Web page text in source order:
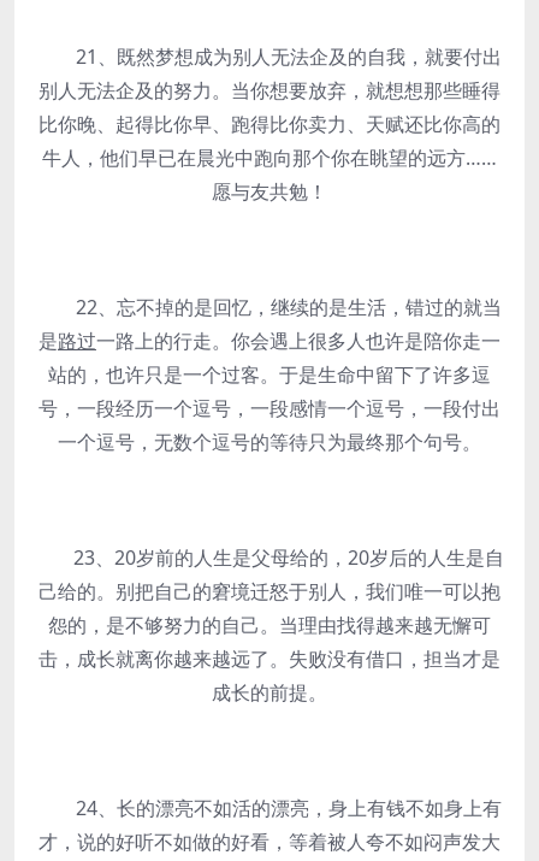
21、既然梦想成为别人无法企及的自我，就要付出
别人无法企及的努力。当你想要放弃，就想想那些睡得
比你晚、起得比你早、跑得比你卖力、天赋还比你高的
牛人，他们早已在晨光中跑向那个你在眺望的远方……
愿与友共勉！
22、忘不掉的是回忆，继续的是生活，错过的就当
是路过一路上的行走。你会遇上很多人也许是陪你走一
站的，也许只是一个过客。于是生命中留下了许多逗
号，一段经历一个逗号，一段感情一个逗号，一段付出
一个逗号，无数个逗号的等待只为最终那个句号。
23、20岁前的人生是父母给的，20岁后的人生是自
己给的。别把自己的窘境迁怒于别人，我们唯一可以抱
怨的，是不够努力的自己。当理由找得越来越无懈可
击，成长就离你越来越远了。失败没有借口，担当才是
成长的前提。
24、长的漂亮不如活的漂亮，身上有钱不如身上有
才，说的好听不如做的好看，等着被人夸不如闷声发大